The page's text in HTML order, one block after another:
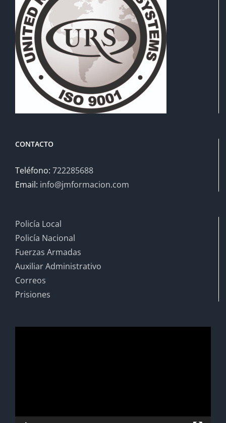
CONTACTO
Teléfono: 722285688
Email: info@jmformacion.com
Policía Local
Policía Nacional
Fuerzas Armadas
Auxiliar Administrativo
Correos
Prisiones